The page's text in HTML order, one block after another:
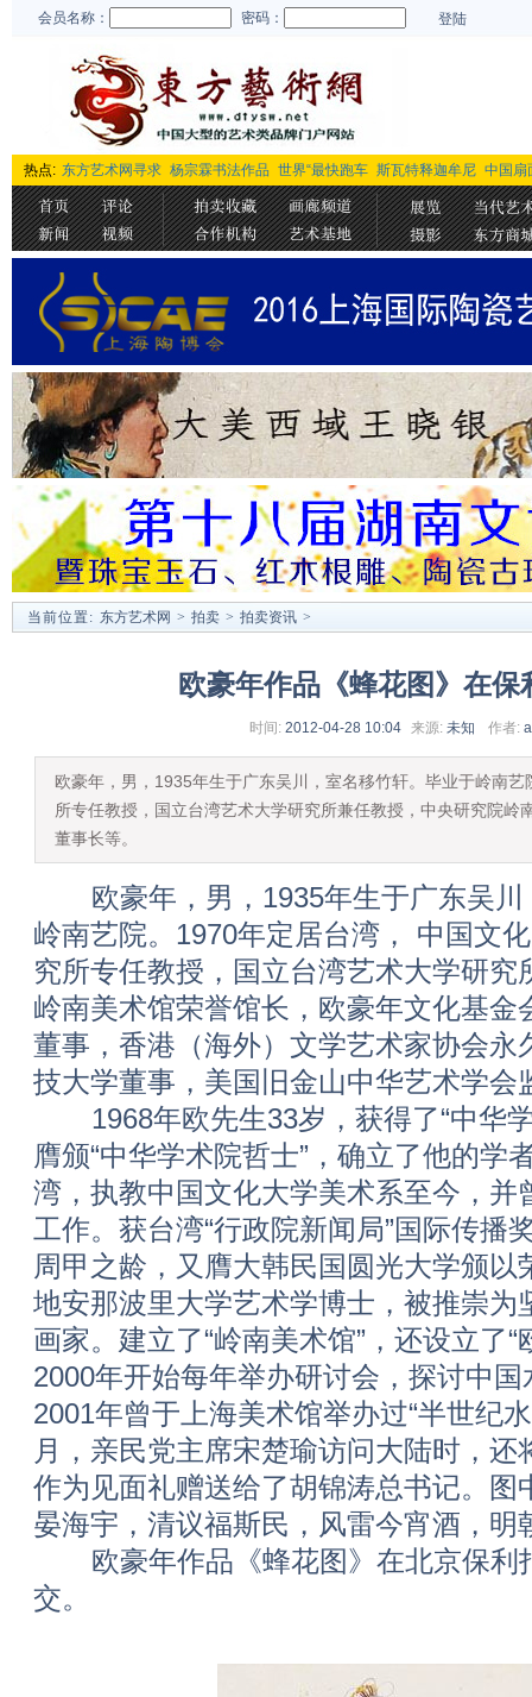
会员名称： 密码： 登陆
热点: 东方艺术网寻求 杨宗霖书法作品 世界“最快跑车 斯瓦特释迦牟尼 中国扇
当前位置: 东方艺术网 > 拍卖 > 拍卖资讯 >
欧豪年作品《蜂花图》在保
时间: 2012-04-28 10:04 来源: 未知 作者:
欧豪年，男，1935年生于广东吴川，室名移竹轩。毕业于岭南
所专任教授，国立台湾艺术大学研究所兼任教授，中央研究院岭
董事长等。
欧豪年，男，1935年生于广东吴川
岭南艺院。1970年定居台湾， 中国文
究所专任教授，国立台湾艺术大学研究
岭南美术馆荣誉馆长，欧豪年文化基金
董事，香港（海外）文学艺术家协会永
技大学董事，美国旧金山中华艺术
1968年欧先生33岁，获得了“中华学
膺颁“中华学术院哲士”，确立了他的学
湾，执教中国文化大学美术系至今，并
工作。获台湾“行政院新闻局”国际传播
周甲之龄，又膺大韩民国圆光大学颁以
地安那波里大学艺术学博士，被推崇为
画家。建立了“岭南美术馆”，还设立了
2000年开始每年举办研讨会，探讨中
2001年曾于上海美术馆举办过“半世纪
月，亲民党主席宋楚瑜访问大陆时，还
作为见面礼赠送给了胡锦涛总书记。图
晏海宇，清议福斯民，风雷今宵酒，明
欧豪年作品《蜂花图》在北京保利
交。